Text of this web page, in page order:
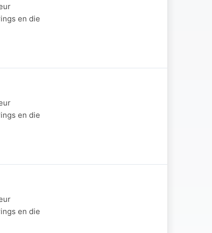
en die
en die
en die